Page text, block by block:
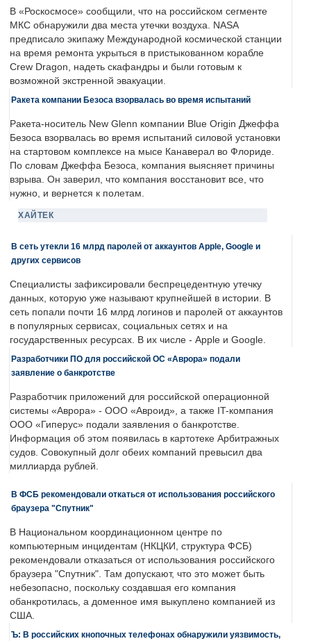
В «Роскосмосе» сообщили, что на российском сегменте
МКС обнаружили два места утечки воздуха. NASA
предписало экипажу Международной космической станции
на время ремонта укрыться в пристыкованном корабле
Crew Dragon, надеть скафандры и были готовым к
возможной экстренной эвакуации.
Ракета компании Безоса взорвалась во время испытаний
Ракета-носитель New Glenn компании Blue Origin Джеффа
Безоса взорвалась во время испытаний силовой установки
на стартовом комплексе на мысе Канаверал во Флориде.
По словам Джеффа Безоса, компания выясняет причины
взрыва. Он заверил, что компания восстановит все, что
нужно, и вернется к полетам.
ХАЙТЕК
В сеть утекли 16 млрд паролей от аккаунтов Apple, Google и
других сервисов
Специалисты зафиксировали беспрецедентную утечку
данных, которую уже называют крупнейшей в истории. В
сеть попали почти 16 млрд логинов и паролей от аккаунтов
в популярных сервисах, социальных сетях и на
государственных ресурсах. В их числе - Apple и Google.
Разработчики ПО для российской ОС «Аврора» подали
заявление о банкротстве
Разработчик приложений для российской операционной
системы «Аврора» - ООО «Авроид», а также IT-компания
ООО «Гиперус» подали заявления о банкротстве.
Информация об этом появилась в картотеке Арбитражных
судов. Совокупный долг обеих компаний превысил два
миллиарда рублей.
В ФСБ рекомендовали откаться от использования российского
браузера "Спутник"
В Национальном координационном центре по
компьютерным инцидентам (НКЦКИ, структура ФСБ)
рекомендовали отказаться от использования российского
браузера "Спутник". Там допускают, что это может быть
небезопасно, поскольку создавшая его компания
обанкротилась, а доменное имя выкуплено компанией из
США.
Ъ: В российских кнопочных телефонах обнаружили уязвимость,